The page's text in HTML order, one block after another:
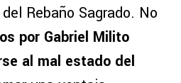
Rebaño Sagrado. No
por Gabriel Milito
al mal estado del